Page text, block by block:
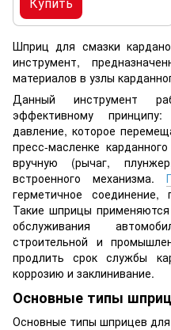
Шприц для смазки
инструмент,
материалов в узлы
Данный инструмент
эффективному
давление, которое
пресс-масленке
вручную (рычаг,
встроенного механизма.
герметичное соединение,
Такие шприцы применяются
обслуживания
строительной и
продлить срок службы
коррозию и заклинивание.
Основные типы
Основные типы шприцев